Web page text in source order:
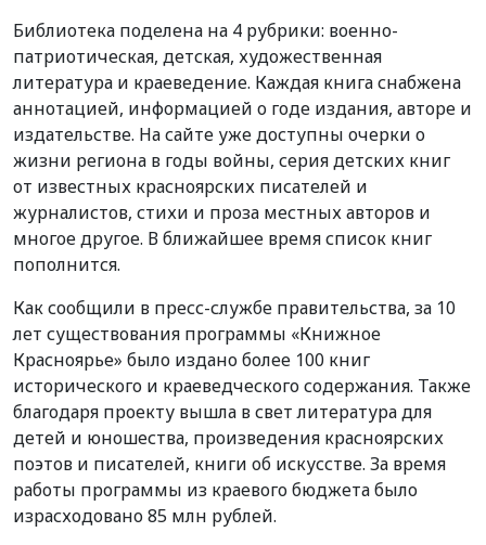
Библиотека поделена на 4 рубрики: военно-
патриотическая, детская, художественная
литература и краеведение. Каждая книга снабжена
аннотацией, информацией о годе издания, авторе и
издательстве. На сайте уже доступны очерки о
жизни региона в годы войны, серия детских книг
от известных красноярских писателей и
журналистов, стихи и проза местных авторов и
многое другое. В ближайшее время список книг
пополнится.
Как сообщили в пресс-службе правительства, за 10
лет существования программы «Книжное
Красноярье» было издано более 100 книг
исторического и краеведческого содержания. Также
благодаря проекту вышла в свет литература для
детей и юношества, произведения красноярских
поэтов и писателей, книги об искусстве. За время
работы программы из краевого бюджета было
израсходовано 85 млн рублей.